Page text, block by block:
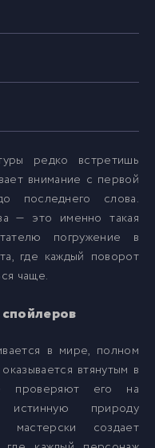
редко встретишь
внимание с первой
последнего слова.
— это именно такая
погружение в
где каждый поворот
чаще.
в мире, полном
втянутым в
проверяют его на
природу
мастерски создает